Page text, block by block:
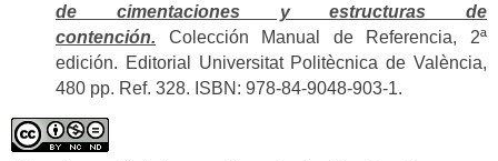
de cimentaciones y estructuras de
contención. Colección Manual de Referencia, 2ª
edición. Editorial Universitat Politècnica de València,
480 pp. Ref. 328. ISBN: 978-84-9048-903-1.